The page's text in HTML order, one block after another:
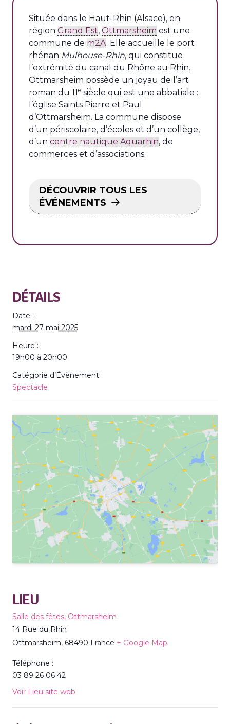
Située dans le Haut-Rhin (Alsace), en
région Grand Est, Ottmarsheim est une
commune de m2A. Elle accueille le port
rhénan Mulhouse-Rhin, qui constitue
l’extrémité du canal du Rhône au Rhin.
Ottmarsheim possède un joyau de l’art
roman du 11e siècle qui est une abbatiale :
l’église Saints Pierre et Paul
d’Ottmarsheim. La commune dispose
d’un périscolaire, d’écoles et d’un collège,
d’un centre nautique Aquarhin, de
commerces et d’associations.
DÉCOUVRIR TOUS LES
ÉVÉNEMENTS
DÉTAILS
Date :
mardi 27 mai 2025
Heure :
19h00 à 20h00
Catégorie d’Évènement:
Spectacle
LIEU
Salle des fêtes, Ottmarsheim
14 Rue du Rhin
Ottmarsheim, 68490 France + Google Map
Téléphone :
03 89 26 06 42
Voir Lieu site web